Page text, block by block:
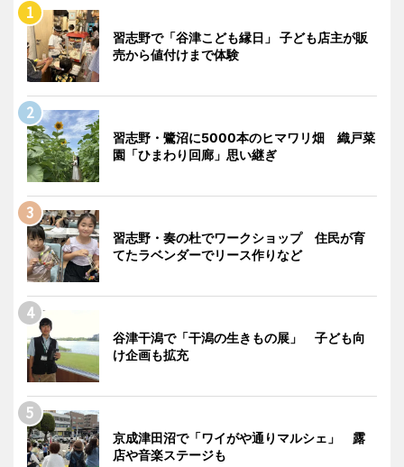
習志野で「谷津こども縁日」 子ども店主が販
売から値付けまで体験
習志野・鷺沼に5000本のヒマワリ畑 織戸菜
園「ひまわり回廊」思い継ぎ
習志野・奏の杜でワークショップ 住民が育
てたラベンダーでリース作りなど
谷津干潟で「干潟の生きもの展」 子ども向
け企画も拡充
京成津田沼で「ワイがや通りマルシェ」 露
店や音楽ステージも